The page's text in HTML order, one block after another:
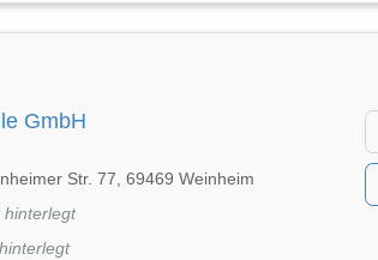
GmbH
Str. 77, 69469 Weinheim
hinterlegt